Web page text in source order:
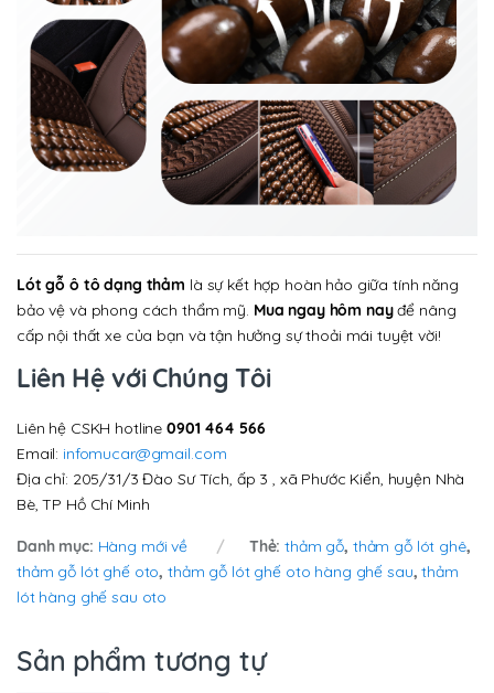
Lót gỗ ô tô dạng thảm là sự kết hợp hoàn hảo giữa tính năng
bảo vệ và phong cách thẩm mỹ. Mua ngay hôm nayđể nâng
cấp nội thất xe của bạn và tận hưởng sự thoải mái tuyệt vời!
Liên Hệ với Chúng Tôi
Liên hệ CSKH hotline0901 464 566
Email: infomucar@gmail.com
Địa chỉ: 205/31/3 Đào Sư Tích, ấp 3 , xã Phước Kiển, huyện Nhà
Bè, TP Hồ Chí Minh
Danh mục: Hàng mới về Thẻ:thảm gỗ, thảm gỗ lót ghê,
thảm gỗ lót ghế oto,thảm gỗ lót ghế oto hàng ghế sau,thảm
lót hàng ghế sau oto
Sản phẩm tương tự